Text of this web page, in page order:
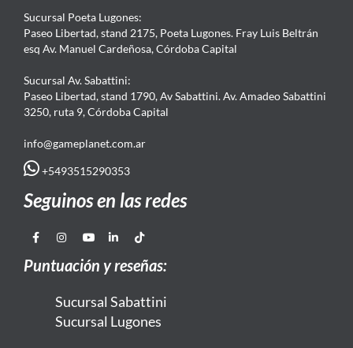
Sucursal Poeta Lugones:
Paseo Libertad, stand 2175, Poeta Lugones. Fray Luis Beltrán
esq Av. Manuel Cardeñosa, Córdoba Capital
Sucursal Av. Sabattini:
Paseo Libertad, stand 1790, Av Sabattini. Av. Amadeo Sabattini
3250, ruta 9, Córdoba Capital
info@gameplanet.com.ar
+5493515290353
Seguinos en las redes
Puntuación y reseñas:
Sucursal Sabattini
Sucursal Lugones